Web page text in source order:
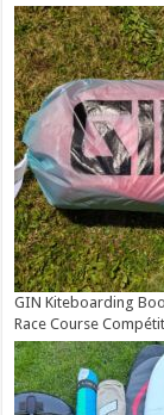
GIN Kiteboarding
Race Course